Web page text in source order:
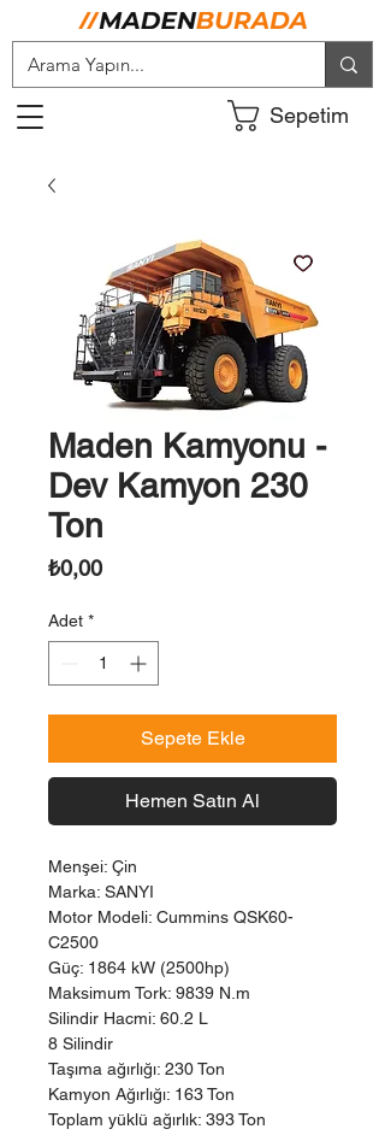
Sepetim
Maden Kamyonu -
Dev Kamyon 230
Ton
₺0,00Fiyat
Adet *
Sepete Ekle
Hemen Satın Al
Menşei: Çin
Marka: SANYI
Motor Modeli: Cummins QSK60-
C2500
Güç: 1864 kW (2500hp)
Maksimum Tork: 9839 N.m
Silindir Hacmi: 60.2 L
8 Silindir
Taşıma ağırlığı: 230 Ton
Kamyon Ağırlığı: 163 Ton
Toplam yüklü ağırlık: 393 Ton